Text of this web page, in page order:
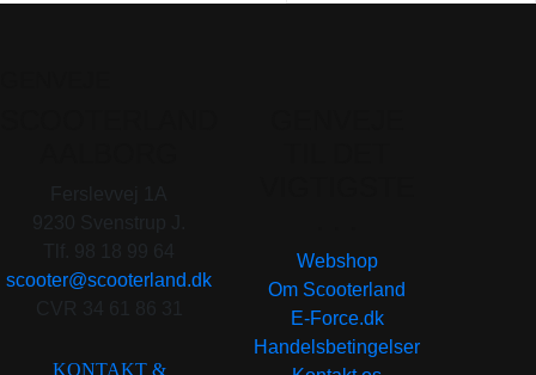
scooter@scooterland.dk
KONTAKT &
Webshop
Om Scooterland
E-Force.dk
Handelsbetingelser